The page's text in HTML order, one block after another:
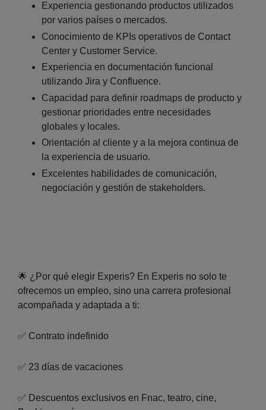
Experiencia gestionando productos utilizados
por varios países o mercados.
Conocimiento de KPIs operativos de Contact
Center y Customer Service.
Experiencia en documentación funcional
utilizando Jira y Confluence.
Capacidad para definir roadmaps de producto y
gestionar prioridades entre necesidades
globales y locales.
Orientación al cliente y a la mejora continua de
la experiencia de usuario.
Excelentes habilidades de comunicación,
negociación y gestión de stakeholders.
🌟 ¿Por qué elegir Experis? En Experis no solo te
ofrecemos un empleo, sino una carrera profesional
acompañada y adaptada a ti:
✅ Contrato indefinido
✅ 23 días de vacaciones
✅ Descuentos exclusivos en Fnac, teatro, cine,